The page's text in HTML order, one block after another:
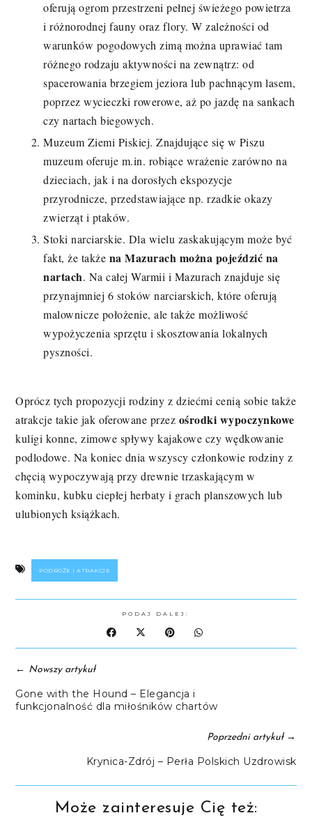
oferują ogrom przestrzeni pełnej świeżego powietrza
i różnorodnej fauny oraz flory. W zależności od
warunków pogodowych zimą można uprawiać tam
różnego rodzaju aktywności na zewnątrz: od
spacerowania brzegiem jeziora lub pachnącym lasem,
poprzez wycieczki rowerowe, aż po jazdę na sankach
czy nartach biegowych.
Muzeum Ziemi Piskiej. Znajdujące się w Piszu
muzeum oferuje m.in. robiące wrażenie zarówno na
dzieciach, jak i na dorosłych ekspozycje
przyrodnicze, przedstawiające np. rzadkie okazy
zwierząt i ptaków.
Stoki narciarskie. Dla wielu zaskakującym może być
fakt, że także na Mazurach można pojeździć na
nartach. Na całej Warmii i Mazurach znajduje się
przynajmniej 6 stoków narciarskich, które oferują
malownicze położenie, ale także możliwość
wypożyczenia sprzętu i skosztowania lokalnych
pyszności.
Oprócz tych propozycji rodziny z dziećmi cenią sobie także
atrakcje takie jak oferowane przez ośrodki wypoczynkowe
kuligi konne, zimowe spływy kajakowe czy wędkowanie
podlodowe. Na koniec dnia wszyscy członkowie rodziny z
chęcią wypoczywają przy drewnie trzaskającym w
kominku, kubku ciepłej herbaty i grach planszowych lub
ulubionych książkach.
PODRÓŻE I ATRAKCJE
PODAJ DALEJ:
← Nowszy artykuł
Gone with the Hound – Elegancja i
funkcjonalność dla miłośników chartów
Poprzedni artykuł→
Krynica-Zdrój – Perła Polskich Uzdrowisk
Może zainteresuje Cię też: